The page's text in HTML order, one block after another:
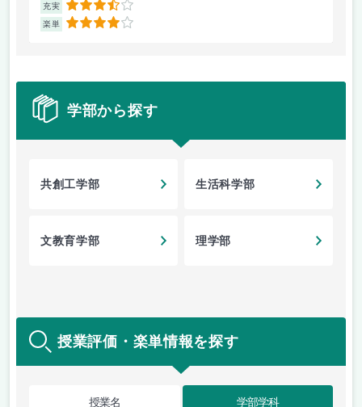
充実 3.5
楽単 4
学部から探す
共創工学部 生活科学部
文教育学部 理学部
授業評価・楽単情報を探す
授業名 学部学科